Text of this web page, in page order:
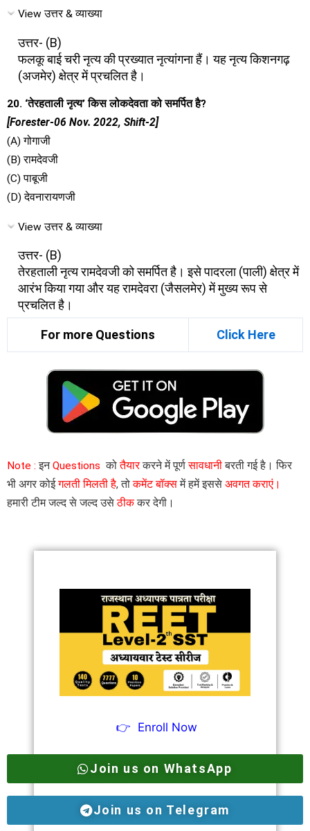
View उत्तर & व्याख्या
उत्तर- (B)
फलकू बाई चरी नृत्य की प्रख्यात नृत्यांगना हैं। यह नृत्य किशनगढ़
(अजमेर) क्षेत्र में प्रचलित है।
20. ‘तेरहताली नृत्य’ किस लोकदेवता को समर्पित है?
[Forester-06 Nov. 2022, Shift-2]
(A) गोगाजी
(B) रामदेवजी
(C) पाबूजी
(D) देवनारायणजी
View उत्तर & व्याख्या
उत्तर- (B)
तेरहताली नृत्य रामदेवजी को समर्पित है। इसे पादरला (पाली) क्षेत्र में
आरंभ किया गया और यह रामदेवरा (जैसलमेर) में मुख्य रूप से
प्रचलित है।
For more Questions Click Here
Note : इनQuestions कोतैयारकरने में पूर्णसावधानीबरती गई है। फिर
भी अगर कोईगलती मिलती है, तोकमेंट बॉक्समें हमें इससे अवगत कराएं।
हमारी टीम जल्द से जल्द उसेठीककर देगी।
👉 Enroll Now
Join us on WhatsApp
Join us on Telegram